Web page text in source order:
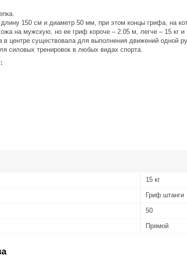
150 см и диаметр 50 мм, при этом концы грифа, на
на мужскую, но ее гриф короче – 2.05 м, легче – 15
в центре существовала для выполнения движений одной
силовых тренировок в любых видах спорта.
15 кг
Гриф штанги
50
Прямой